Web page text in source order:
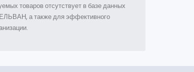
товаров отсутствует в базе данных
а также для эффективного